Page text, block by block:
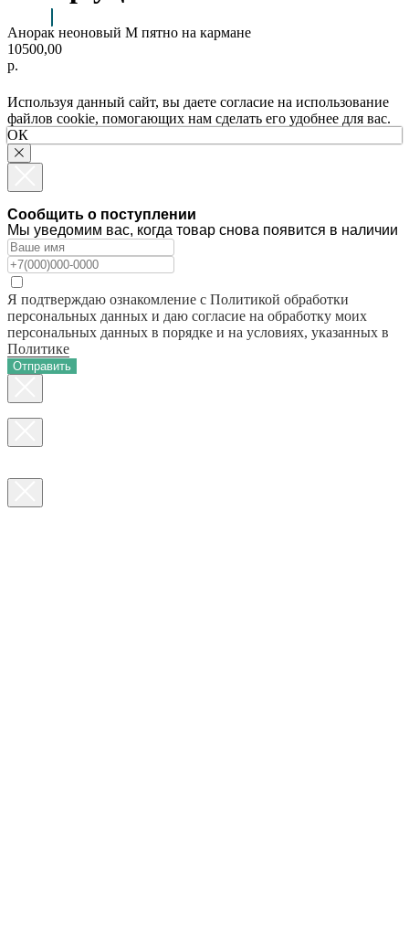
Анорак неоновый M пятно на кармане
10500,00
р.
Используя данный сайт, вы даете согласие на использование
файлов cookie, помогающих нам сделать его удобнее для вас.
ОК
Сообщить о поступлении
Мы уведомим вас, когда товар снова появится в наличии
Я подтверждаю ознакомление с Политикой обработки
персональных данных и даю согласие на обработку моих
персональных данных в порядке и на условиях, указанных в
Политике
Отправить